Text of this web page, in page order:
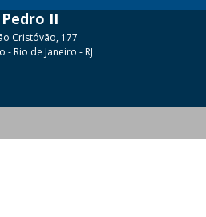
II
Cristóvão, 177
- Rio de Janeiro - RJ